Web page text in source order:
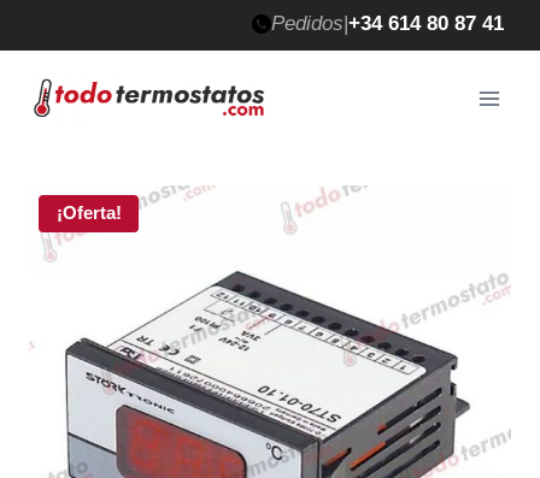
al
contenido
Pedidos|+34 614 80 87 41
¡Oferta!